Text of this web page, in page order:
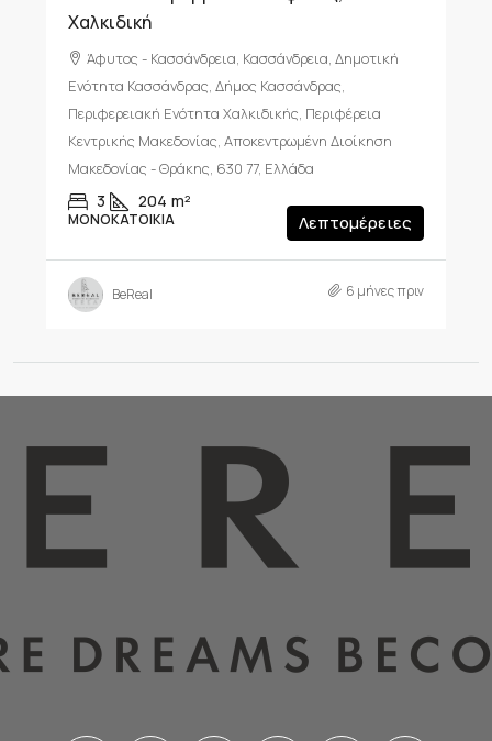
Χαλκιδική
Άφυτος - Κασσάνδρεια, Κασσάνδρεια, Δημοτική
Ενότητα Κασσάνδρας, Δήμος Κασσάνδρας,
Περιφερειακή Ενότητα Χαλκιδικής, Περιφέρεια
Κεντρικής Μακεδονίας, Αποκεντρωμένη Διοίκηση
Μακεδονίας - Θράκης, 630 77, Ελλάδα
3 204 m²
ΜΟΝΟΚΑΤΟΙΚΊΑ Λεπτομέρειες
BeReal 6 μήνες πριν